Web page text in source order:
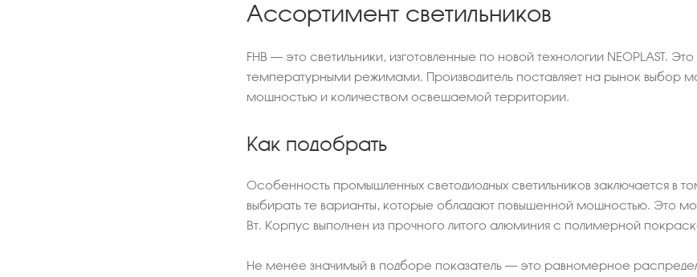
Ассортимент светильников
FHB – это светильники, изготовленные по новой технологии NEOPLAST.
температурными режимами. Производитель поставляет на рынок выбор
мощностью и количеством освещаемой территории.
Как подобрать
Особенность промышленных светодиодных светильников заключается в
выбирать те варианты, которые обладают повышенной мощностью. Это
Вт. Корпус выполнен из прочного литого алюминия с полимерной
Не менее значимый в подборе показатель – это равномерное